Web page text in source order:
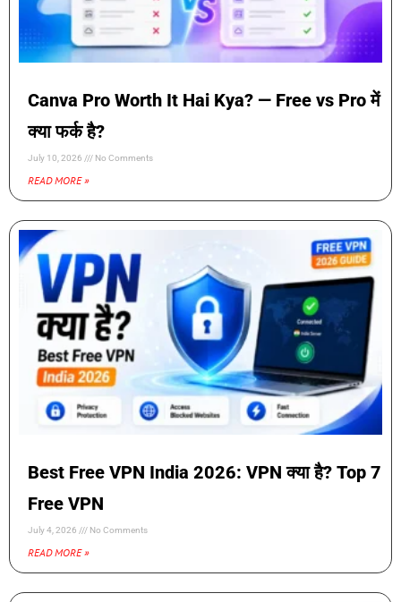
Canva Pro Worth It Hai Kya? — Free vs Pro में
क्या फर्क है?
July 10, 2026 No Comments
READ MORE »
Best Free VPN India 2026: VPN क्या है? Top 7
Free VPN
July 4, 2026 No Comments
READ MORE »